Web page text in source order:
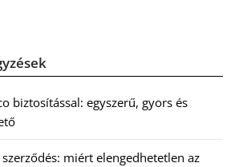
biztosítással: egyszerű, gyors és
miért elengedhetetlen az